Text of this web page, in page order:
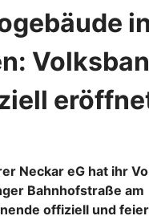
in
Neckar eG hat ihr
Bahnhofstraße am
offiziell und